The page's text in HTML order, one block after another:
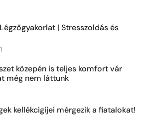
| Stresszoldás és
közepén is teljes komfort vár
még nem láttunk
kellékcigijei mérgezik a fiatalokat!